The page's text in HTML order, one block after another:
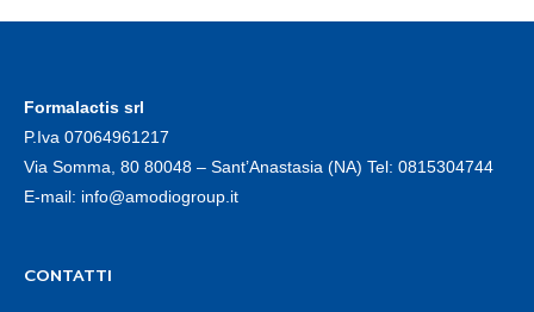
Formalactis srl
P.Iva 07064961217
Via Somma, 80 80048 – Sant’Anastasia (NA) Tel: 0815304744
E-mail: info@amodiogroup.it
CONTATTI